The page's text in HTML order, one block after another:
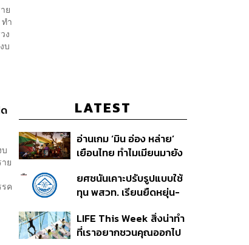
ย
ำ
ง
บ
ย
ค
LATEST
อ่านเกม ‘มิน อ่อง หล่าย’
เยือนไทย ทำไมเมียนมายัง
วันที่ค่าเงินตก ทุนสำรอง
ต่ำ
ยศชนันเคาะปรับรูปแบบใช้
ทุน พสวท. เรียนยืดหยุ่น-
เวลาเรียน-ดึงผลงานลด
หย่อนเวลา ดันให้มีผลย้อน
LIFE This Week สิ่งน่าทำ
ที่เราอยากชวนคุณออกไป